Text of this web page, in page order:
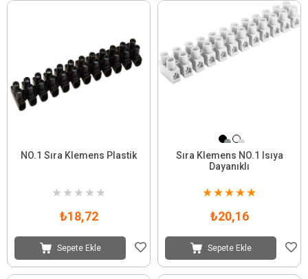
NO.1 Sıra Klemens Plastik
★ ★ ★ ★ ★
₺18,72
Sepete Ekle
Sıra Klemens NO.1 Isıya
Dayanıklı
★★★★★
₺20,16
Sepete Ekle